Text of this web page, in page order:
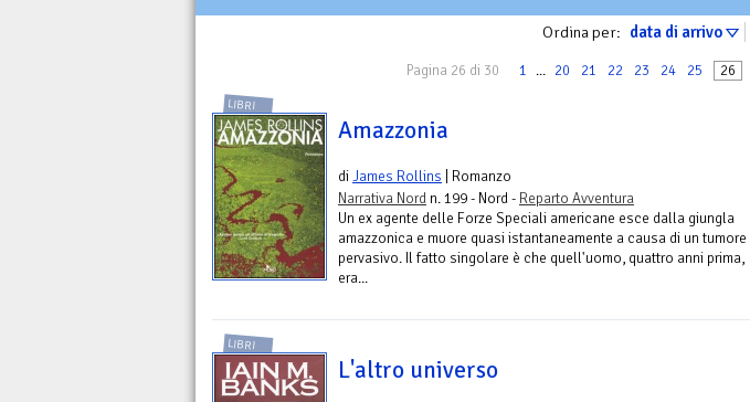
Ordina per: data di arrivo
Pagina 26 di 30 1 ... 20 21 22 23 24 25 26
LIBRI
Amazzonia
diJames Rollins | Romanzo
Narrativa Nord n. 199 - Nord - Reparto Avventura
Un ex agente delle Forze Speciali americane esce dalla giungla
amazzonica e muore quasi istantaneamente a causa di un tumore
pervasivo. Il fatto singolare è che quell'uomo, quattro anni prima,
era...
LIBRI
L'altro universo